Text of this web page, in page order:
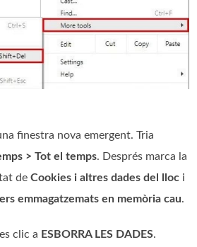
finestra nova emergent. Tria
> Tot el temps. Després marca la
deCookies i altres dades del lloc i
emmagatzemats en memòria cau.
clic a ESBORRA LES DADES.